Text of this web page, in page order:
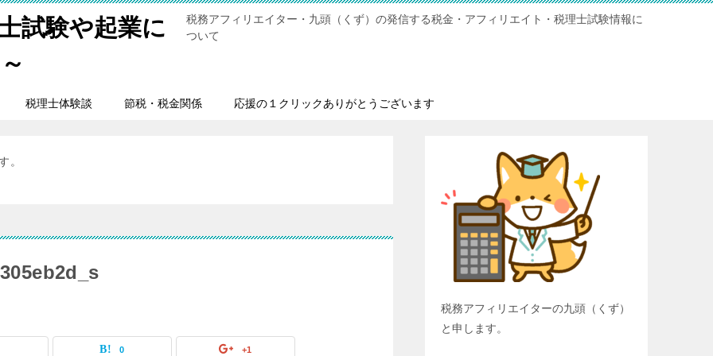
試験や起業に
税務アフィリエイター・九頭（くず）の発信する税金・アフィリエイト・税理士試験情報に
ついて
税理士体験談 節税・税金関係 応援の１クリックありがとうございます
。
0 +1
税務アフィリエイターの九頭（くず）
と申します。